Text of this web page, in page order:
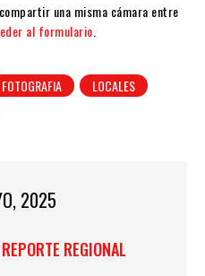
una misma cámara entre
al formulario
FOTOGRAFIA
LOCALES
2025
REGIONAL